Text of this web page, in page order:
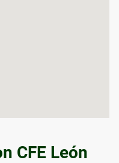
CFE León